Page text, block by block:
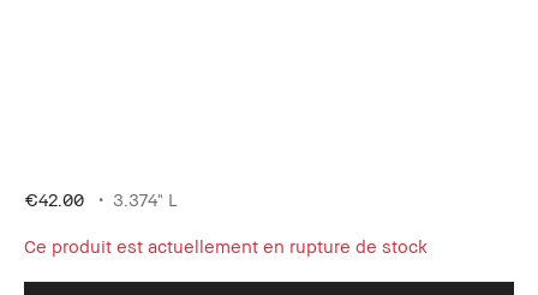
€42.00 3.374" L
Ce produit est actuellement en rupture de stock